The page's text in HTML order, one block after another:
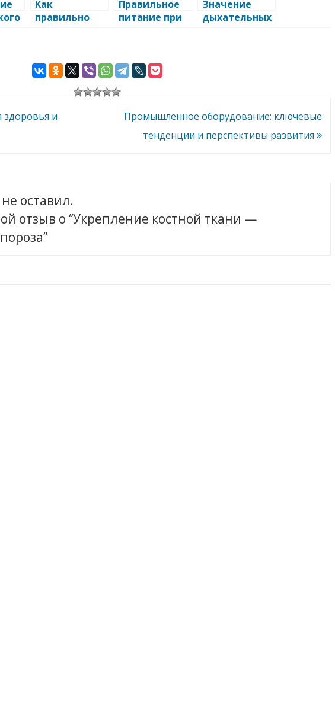
Как
правильно
ия после
Правильное
питание при
суставов
Значение
дыхательных
и
Промышленное оборудование: ключевые
тенденции и перспективы развития
оставил.
отзыв о “Укрепление костной ткани —